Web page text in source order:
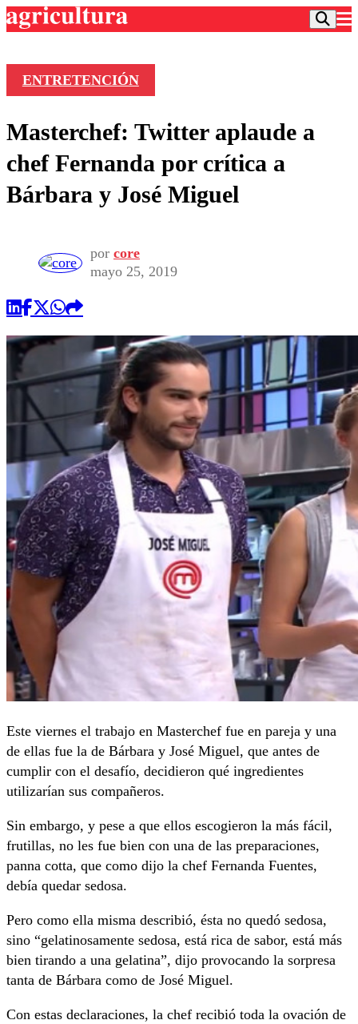
Frecuencias
Agricultura TV
Deportes
Colo Colo
Seleccion Chilena
Torneo Internacional
Universidad de Chile
Entretención
Economía
Internacional
Sustentabilidad
Publicaciones en medios
Opinión
ENTRETENCIÓN
Masterchef: Twitter aplaude a
chef Fernanda por crítica a
Bárbara y José Miguel
por core
mayo 25, 2019
Este viernes el trabajo en Masterchef fue en pareja y una
de ellas fue la de Bárbara y José Miguel, que antes de
cumplir con el desafío, decidieron qué ingredientes
utilizarían sus compañeros.
Sin embargo, y pese a que ellos escogieron la más fácil,
frutillas, no les fue bien con una de las preparaciones,
panna cotta, que como dijo la chef Fernanda Fuentes,
debía quedar sedosa.
Pero como ella misma describió, ésta no quedó sedosa,
sino “gelatinosamente sedosa, está rica de sabor, está más
bien tirando a una gelatina”, dijo provocando la sorpresa
tanta de Bárbara como de José Miguel.
Con estas declaraciones, la chef recibió toda la ovación de